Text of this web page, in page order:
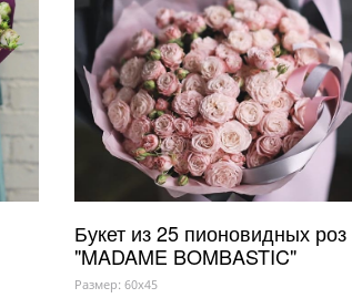
Букет из 25 пионовидных роз
"MADAME BOMBASTIC"
Размер: 60x45